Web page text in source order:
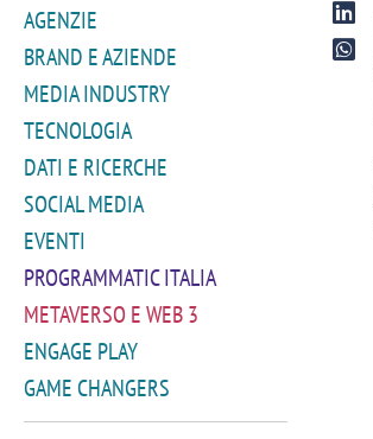
AGENZIE
BRAND E AZIENDE
MEDIA INDUSTRY
TECNOLOGIA
DATI E RICERCHE
SOCIAL MEDIA
EVENTI
PROGRAMMATIC ITALIA
METAVERSO E WEB 3
ENGAGE PLAY
GAME CHANGERS